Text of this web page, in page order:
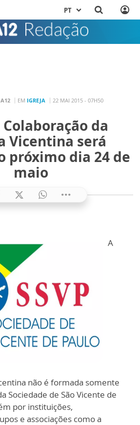
PT
EM IGREJA 22 MAI 2015 - 07H50
da
Vicentina será
próximo dia 24 de
maio
A
não é formada somente
Sociedade de São Vicente de
por instituições,
e associações como a